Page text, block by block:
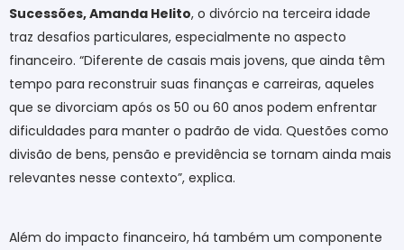
Sucessões, Amanda Helito, o divórcio na terceira idade
traz desafios particulares, especialmente no aspecto
financeiro. “Diferente de casais mais jovens, que ainda têm
tempo para reconstruir suas finanças e carreiras, aqueles
que se divorciam após os 50 ou 60 anos podem enfrentar
dificuldades para manter o padrão de vida. Questões como
divisão de bens, pensão e previdência se tornam ainda mais
relevantes nesse contexto”, explica.
Além do impacto financeiro, há também um componente